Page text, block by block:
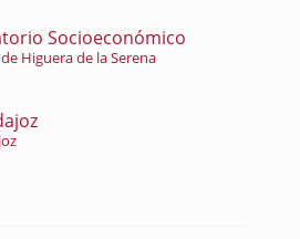
Socioeconómico
Higuera de la Serena